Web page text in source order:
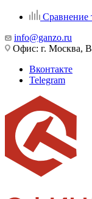
Сравнение
info@ganzo.ru
Офис: г. Москва,
Вконтакте
Telegram